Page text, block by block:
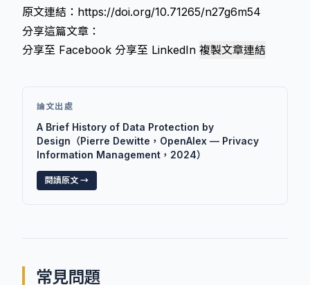
原文連結： https://doi.org/10.71265/n27g6m54
分享這篇文章：
分享至 Facebook 分享至 LinkedIn 複製文章連結
論文出處
A Brief History of Data Protection by
Design（Pierre Dewitte，OpenAlex — Privacy
Information Management，2024）
閱讀原文 →
常見問題